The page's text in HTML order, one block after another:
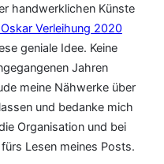
handwerklichen Künste
Verleihung 2020
geniale Idee. Keine
Jahren
meine Nähwerke über
und bedanke mich
Organisation und bei
Lesen meines Posts.